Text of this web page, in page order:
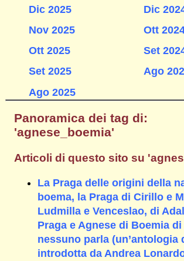
Dic 2025
Nov 2025
Ott 2025
Set 2025
Ago 2025
Dic
Ott
Set
Ago
Panoramica dei tag di:
'agnese_boemia'
Articoli di questo sito su
La Praga delle origini della
boema, la Praga di Cirillo e
Ludmilla e Venceslao, di
Praga e Agnese di Boemia
nessuno parla (un’antologia
introdotta da Andrea